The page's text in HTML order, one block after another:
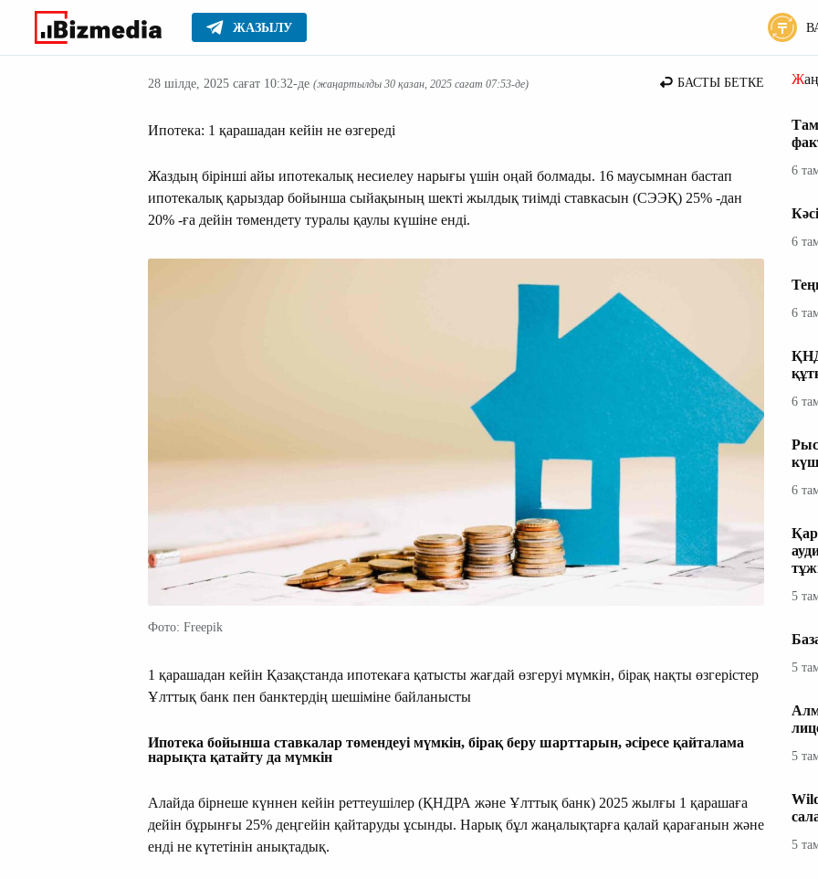
ЖАЗЫЛУ
Басты Жаңалықтар
28 шілде, 2025 сағат 10:32-де (жаңартылды 30 қазан, 2025 сағат 07:53-де) БАСТЫ БЕТКЕ
Ипотека: 1 қарашадан кейін не өзгереді
Жаздың бірінші айы ипотекалық несиелеу нарығы үшін оңай болмады. 16 маусымнан бастап
ипотекалық қарыздар бойынша сыйақының шекті жылдық тиімді ставкасын (СЭЭҚ) 25% -дан
20% -ға дейін төмендету туралы қаулы күшіне енді.
Фото: Freepik
1 қарашадан кейін Қазақстанда ипотекаға қатысты жағдай өзгеруі мүмкін, бірақ нақты өзгерістер
Ұлттық банк пен банктердің шешіміне байланысты
Ипотека бойынша ставкалар төмендеуі мүмкін, бірақ беру шарттарын, әсіресе қайталама
нарықта қатайту да мүмкін
Алайда бірнеше күннен кейін реттеушілер (ҚНДРА және Ұлттық банк) 2025 жылғы 1 қарашаға
дейін бұрынғы 25% деңгейін қайтаруды ұсынды. Нарық бұл жаңалықтарға қалай қарағанын және
енді не күтетінін анықтадық.
6
6
6
6
6
5
5
5
5